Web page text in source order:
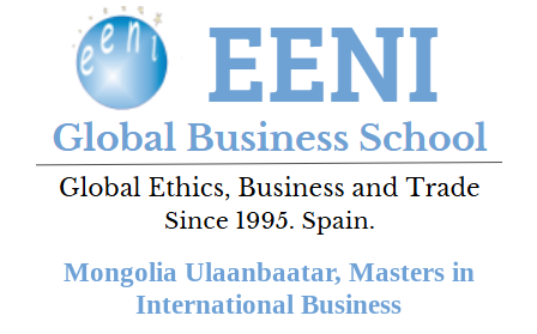
Mongolia Ulaanbaatar, Masters in
International Business